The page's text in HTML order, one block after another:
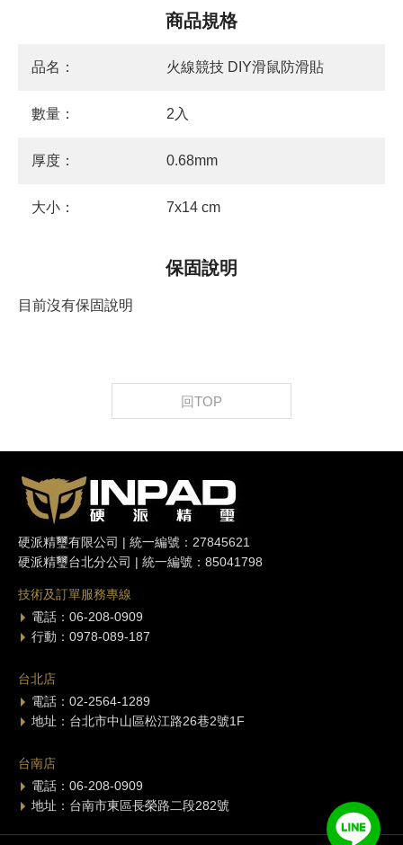
商品規格
品名： 火線競技 DIY滑鼠防滑貼
數量： 2入
厚度： 0.68mm
大小： 7x14 cm
保固說明
目前沒有保固說明
回TOP
硬派精璽有限公司 | 統一編號：27845621
硬派精璽台北分公司 | 統一編號：85041798
技術及訂單服務專線
電話：06-208-0909
行動：0978-089-187
台北店
電話：02-2564-1289
地址：台北市中山區松江路26巷2號1F
台南店
電話：06-208-0909
地址：台南市東區長榮路二段282號